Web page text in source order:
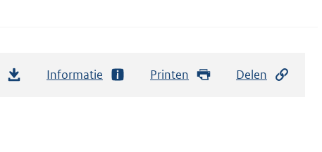
Informatie Printen Delen